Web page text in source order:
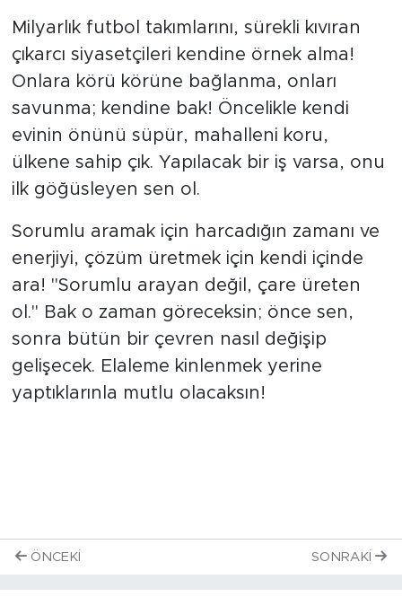
Milyarlık futbol takımlarını, sürekli kıvıran
çıkarcı siyasetçileri kendine örnek alma!
Onlara körü körüne bağlanma, onları
savunma; kendine bak! Öncelikle kendi
evinin önünü süpür, mahalleni koru,
ülkene sahip çık. Yapılacak bir iş varsa, onu
ilk göğüsleyen sen ol.
Sorumlu aramak için harcadığın zamanı ve
enerjiyi, çözüm üretmek için kendi içinde
ara! "Sorumlu arayan değil, çare üreten
ol." Bak o zaman göreceksin; önce sen,
sonra bütün bir çevren nasıl değişip
gelişecek. Elaleme kinlenmek yerine
yaptıklarınla mutlu olacaksın!
ÖNCEKI SONRAKI